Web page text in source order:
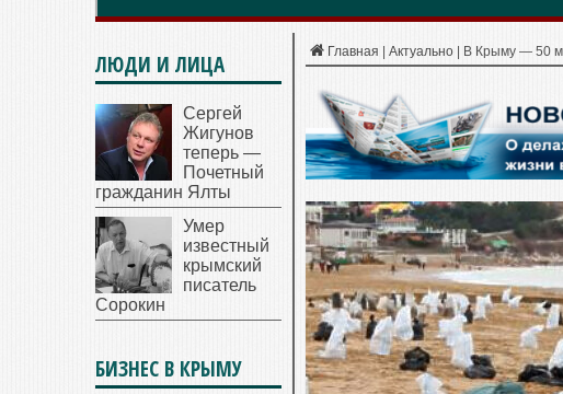
Главная Актуально В Крыму — 50
ЛЮДИ И ЛИЦА
Сергей
Жигунов
теперь —
Почетный
гражданин Ялты
Умер
известный
крымский
писатель
Сорокин
БИЗНЕС В КРЫМУ